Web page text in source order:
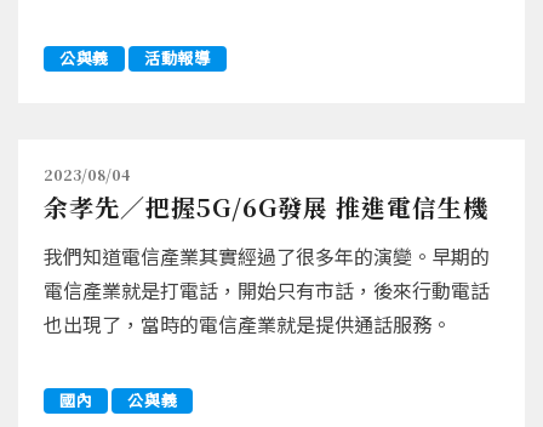
公與義 活動報導
2023/08/04
余孝先／把握5G/6G發展 推進電信生機
我們知道電信產業其實經過了很多年的演變。早期的
電信產業就是打電話，開始只有市話，後來行動電話
也出現了，當時的電信產業就是提供通話服務。
國內 公與義